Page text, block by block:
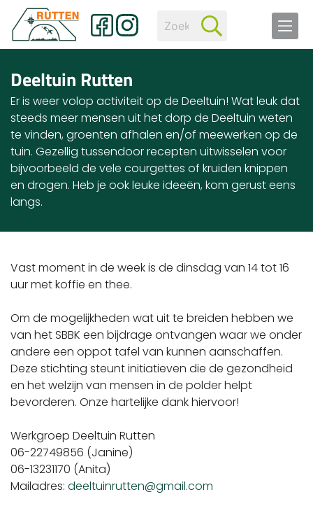
Deeltuin Rutten
Er is weer volop activiteit op de Deeltuin! Wat leuk dat
steeds meer mensen uit het dorp de Deeltuin weten
te vinden, groenten afhalen en/of meewerken op de
tuin. Gezellig tussendoor recepten uitwisselen voor
bijvoorbeeld de vele courgettes of kruiden knippen
en drogen. Heb je ook leuke ideeën, kom gerust eens
langs.
Vast moment in de week is de dinsdag van 14 tot 16
uur met koffie en thee.
Om de mogelijkheden wat uit te breiden hebben we
van het SBBK een bijdrage ontvangen waar we onder
andere een oppot tafel van kunnen aanschaffen.
Deze stichting steunt initiatieven die de gezondheid
en het welzijn van mensen in de polder helpt
bevorderen. Onze hartelijke dank hiervoor!
Werkgroep Deeltuin Rutten
06-22749856 (Janine)
06-13231170 (Anita)
Mailadres: deeltuinrutten@gmail.com